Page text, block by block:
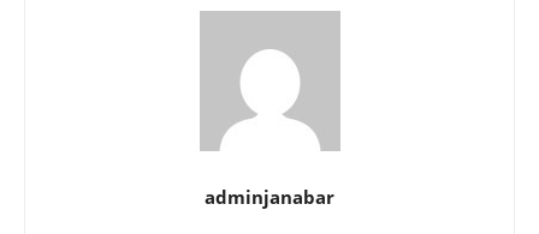
adminjanabar